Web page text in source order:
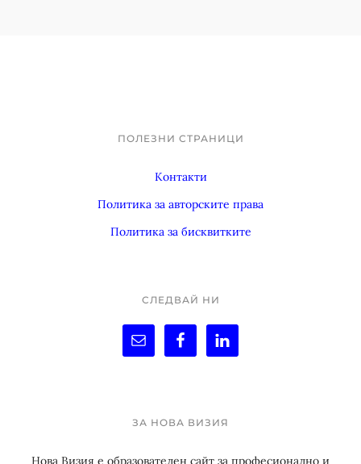
ПОЛЕЗНИ СТРАНИЦИ
Контакти
Политика за авторските права
Политика за бисквитките
СЛЕДВАЙ НИ
ЗА НОВА ВИЗИЯ
Нова Визия е образователен сайт за професионално и